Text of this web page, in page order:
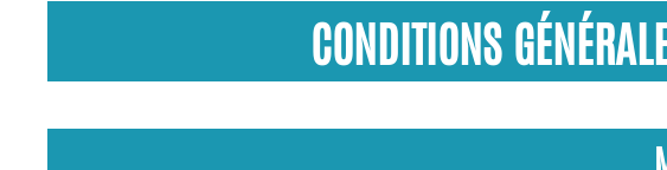
CONDITIONS